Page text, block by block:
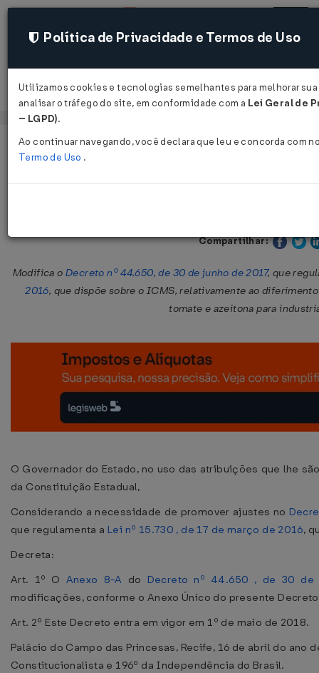
Acessar
Página Inicial Legislações Legislação Estadual - Pernambuco
Decreto Nº 45882 DE 16/04/2018
Compartilhar:
Modifica o Decreto nº 44.650, de 30 de junho de 2017, que
2016, que dispõe sobre o ICMS, relativamente ao
tomate e azeitona para
O Governador do Estado, no uso das atribuições que lhe
da Constituição Estadual,
Considerando a necessidade de promover ajustes no
que regulamenta a Lei nº 15.730 , de 17 de março de 2016,
Decreta:
Art. 1º O Anexo 8-A do Decreto nº 44.650 , de 30 de
modificações, conforme o Anexo Único do presente
Art. 2º Este Decreto entra em vigor em 1º de maio de 2018.
Palácio do Campo das Princesas, Recife, 16 de abril do ano
Constitucionalista e 196º da Independência do Brasil.
Política de Privacidade e Termos de Uso
Utilizamos cookies e tecnologias semelhantes para melhorar
analisar o tráfego do site, em conformidade com a Lei Geral de
– LGPD).
Ao continuar navegando, você declara que leu e concorda com
Termo de Uso .